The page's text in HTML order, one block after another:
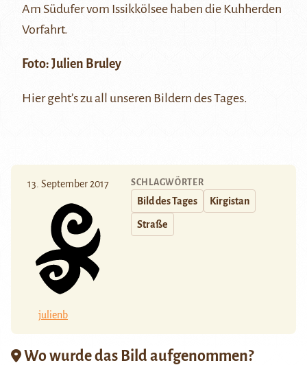
Am Südufer vom Issikkölsee haben die Kuhherden
Vorfahrt.
Foto: Julien Bruley
Hiergeht’s zu all unseren Bildern des Tages.
13. September 2017
julienb
SCHLAGWÖRTER
Bild des Tages Kirgistan
Straße
Wo wurde das Bild aufgenommen?